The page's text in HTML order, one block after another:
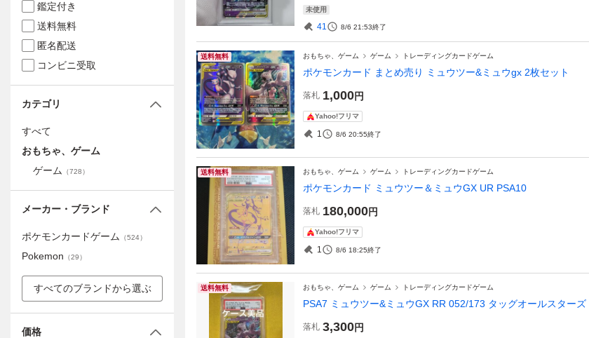
未使用
41 8/6 21:53終了
送料無料 おもちゃ、ゲーム ゲーム トレーディングカードゲーム
ポケモンカード まとめ売り ミュウツー&ミュウgx 2枚セット
落札 1,000円
Yahoo!フリマ
1 8/6 20:55終了
送料無料 おもちゃ、ゲーム ゲーム トレーディングカードゲーム
ポケモンカード ミュウツー＆ミュウGX UR PSA10
落札 180,000円
Yahoo!フリマ
1 8/6 18:25終了
送料無料 おもちゃ、ゲーム ゲーム トレーディングカードゲーム
PSA7 ミュウツー&ミュウGX RR 052/173 タッグオールスターズ
落札 3,300円
鑑定付き
送料無料
匿名配送
コンビニ受取
カテゴリ
すべて
おもちゃ、ゲーム
ゲーム
（728）
メーカー・ブランド
ポケモンカードゲーム （524）
Pokemon （29）
すべてのブランドから選ぶ
価格